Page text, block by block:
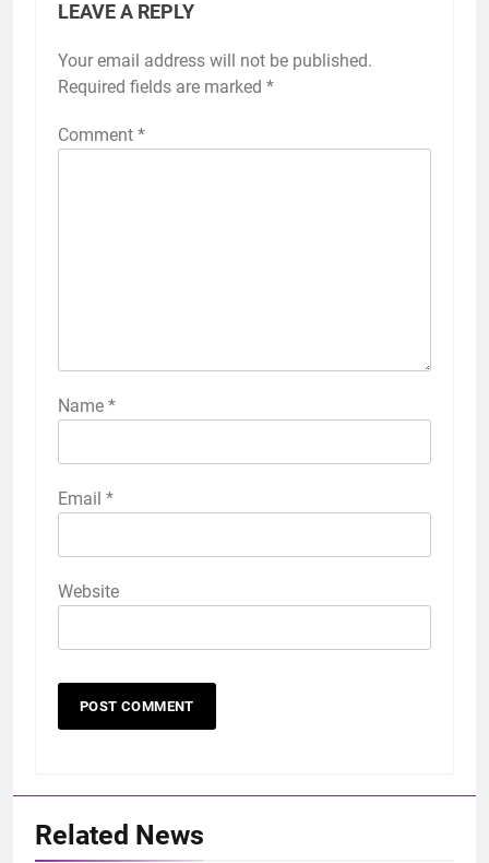
LEAVE A REPLY
Your email address will not be published.
Required fields are marked *
Comment *
Name *
Email *
Website
Related News